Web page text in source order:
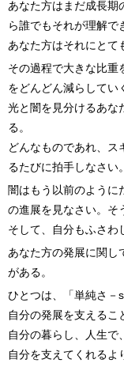
あなた方はまだ成長期
ら誰でもそれが理解で
あなた方はそれにとて
その過程で大きな比重
をどんどん減らしてい
光と闇を見分けるあな
る。
どんなものであれ、
るたびに拍手しなさい
闇はもう以前のように
の進展を見なさい。そ
そして、自分もふさわ
あなた方の発展に関し
がある。
ひとつは、「単純さ－
自分の発展を支えるこ
自分の暮らし、人生で
自分を支えてくれるよ